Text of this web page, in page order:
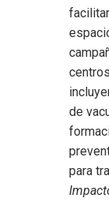
de
para